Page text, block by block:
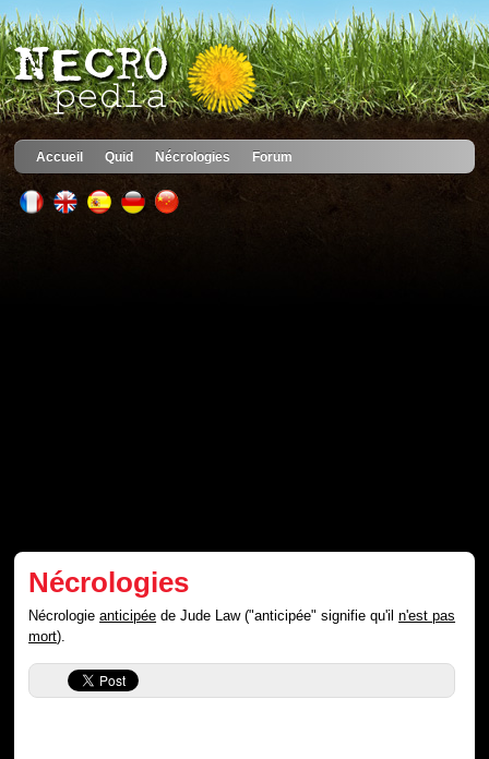
Accueil Quid Nécrologies Forum
Nécrologies
Nécrologieanticipée de Jude Law ("anticipée" signifie qu'iln'est pas
mort).